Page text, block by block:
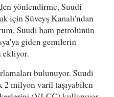
yönlendirme, Suudi
için Süveyş Kanalı'ndan
Suudi ham petrolünün
giden gemilerin
ekliyor.
bulunuyor. Suudi
2 milyon varil taşıyabilen